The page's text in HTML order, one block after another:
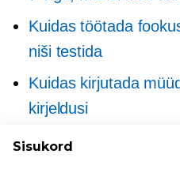
Kuidas töötada
niši testida
Kuidas kirjutada
kirjeldusi
Nõuanded oma
Sisukord